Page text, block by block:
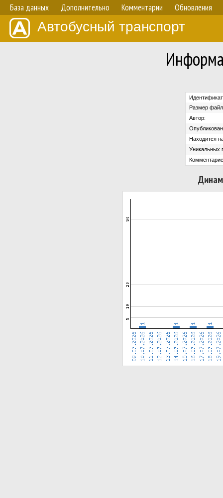
База данных Дополнительно Комментарии Обновления
Автобусный транспорт
Размер
Автор:
Находится
Уникальных